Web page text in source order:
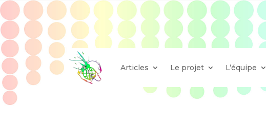
Articles Le projet L’équipe